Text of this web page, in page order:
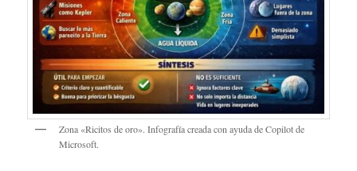
Zona «Ricitos de oro». Infografía creada con ayuda de Copilot de
Microsoft.